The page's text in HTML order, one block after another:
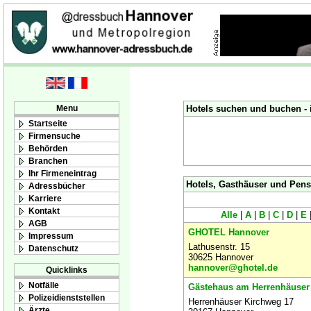
Menu
Startseite
Firmensuche
Behörden
Branchen
Ihr Firmeneintrag
Adressbücher
Karriere
Kontakt
AGB
Impressum
Datenschutz
Quicklinks
Notfälle
Polizeidienststellen
Hotels suchen und buchen
Hotels, Gasthäuser und
Alle A B C D E
GHOTEL Hannover
Lathusenstr. 15
30625 Hannover
hannover@ghotel.de
Gästehaus am
Herrenhäuser Kirchweg 17